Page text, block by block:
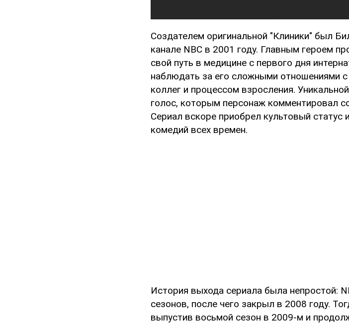
Создателем оригинальной "Клиники" был
канале NBC в 2001 году. Главным героем
свой путь в медицине с первого дня
наблюдать за его сложными отношениями
коллег и процессом взросления.
голос, которым персонаж комментировал
Сериал вскоре приобрел культовый статус
комедий всех времен.
История выхода сериала была непростой:
сезонов, после чего закрыл в 2008 году.
выпустив восьмой сезон в 2009-м и